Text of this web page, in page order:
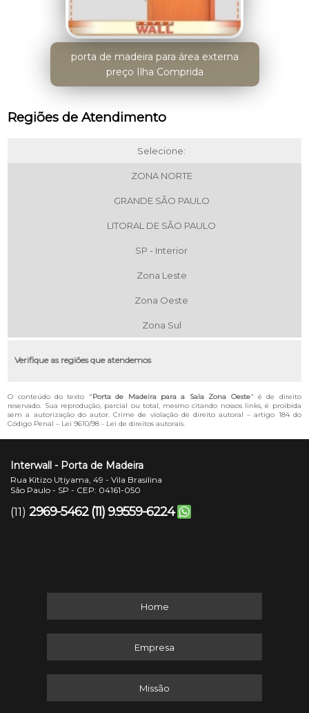
porta de madeira para área externa
preço Ilha Comprida
Regiões de Atendimento
Selecione:
ZONA NORTE
GRANDE SÃO PAULO
LITORAL DE SÃO PAULO
SP - Interior
Zona Leste
Zona Oeste
Zona Sul
Verifique as regiões que atendemos
O conteúdo do texto "Porta de Madeira para a Sala Zona Oeste" é de direito
reservado. Sua reprodução, parcial ou total, mesmo citando nossos links, é proibida
sem a autorização do autor. Crime de violação de direito autoral – artigo 184 do
Código Penal – Lei 9610/98 - Lei de direitos autorais.
Interwall - Porta de Madeira
Rua Kitizo Utiyama, 49 - Vila Brasilina
São Paulo - SP - CEP: 04161-050
(11) 2969-5462 (11) 9.9559-6224
Home
Empresa
Missão